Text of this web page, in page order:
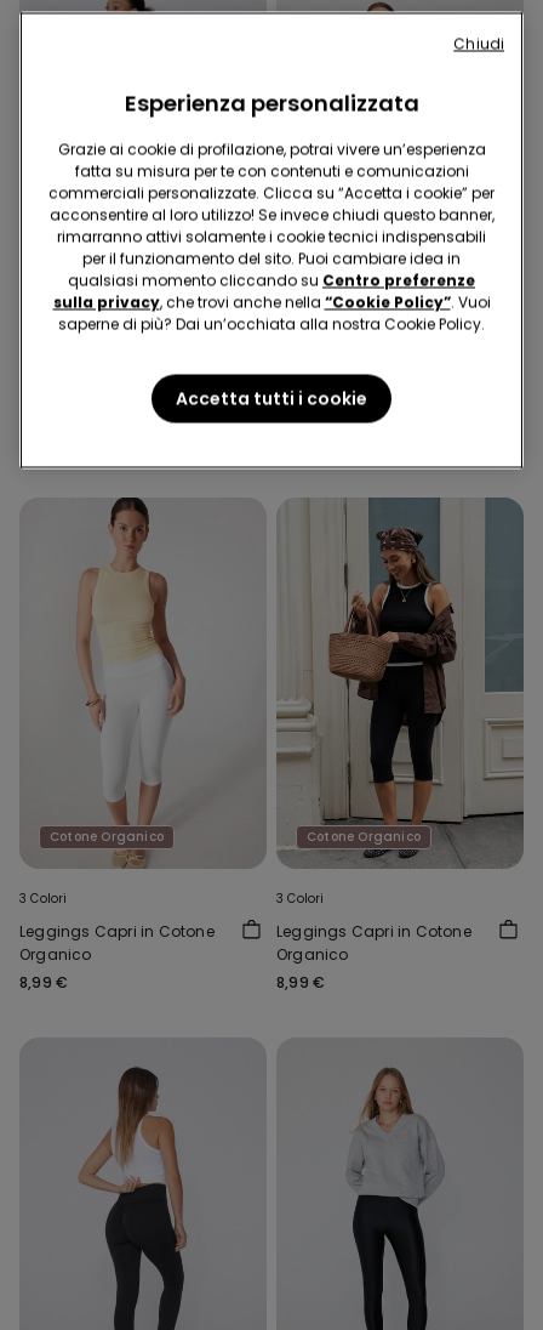
Effetto modellante
Leggings Shaping
Cotone Organico
Leggings Capri in Cotone
Cotone Organico
3 Colori
Leggings Capri in Cotone
Organico
8,99 €
Cotone Organico
3 Colori
Leggings Capri in Cotone
Organico
8,99 €
Esperienza personalizzata
Grazie ai cookie di profilazione, potrai vivere un’esperienza
fatta su misura per te con contenuti e comunicazioni
commerciali personalizzate. Clicca su “Accetta i cookie” per
acconsentire al loro utilizzo! Se invece chiudi questo banner,
rimarranno attivi solamente i cookie tecnici indispensabili
per il funzionamento del sito. Puoi cambiare idea in
qualsiasi momento cliccando su Centro preferenze
sulla privacy, che trovi anche nella “Cookie Policy”. Vuoi
saperne di più? Dai un’occhiata alla nostra Cookie Policy.
Accetta tutti i cookie
Chiudi